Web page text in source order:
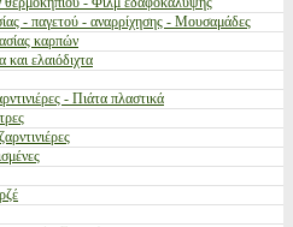
- παγετού - αναρρίχησης - Μουσαμάδες
καρπών
ελαιόδιχτα
- Πιάτα πλαστικά